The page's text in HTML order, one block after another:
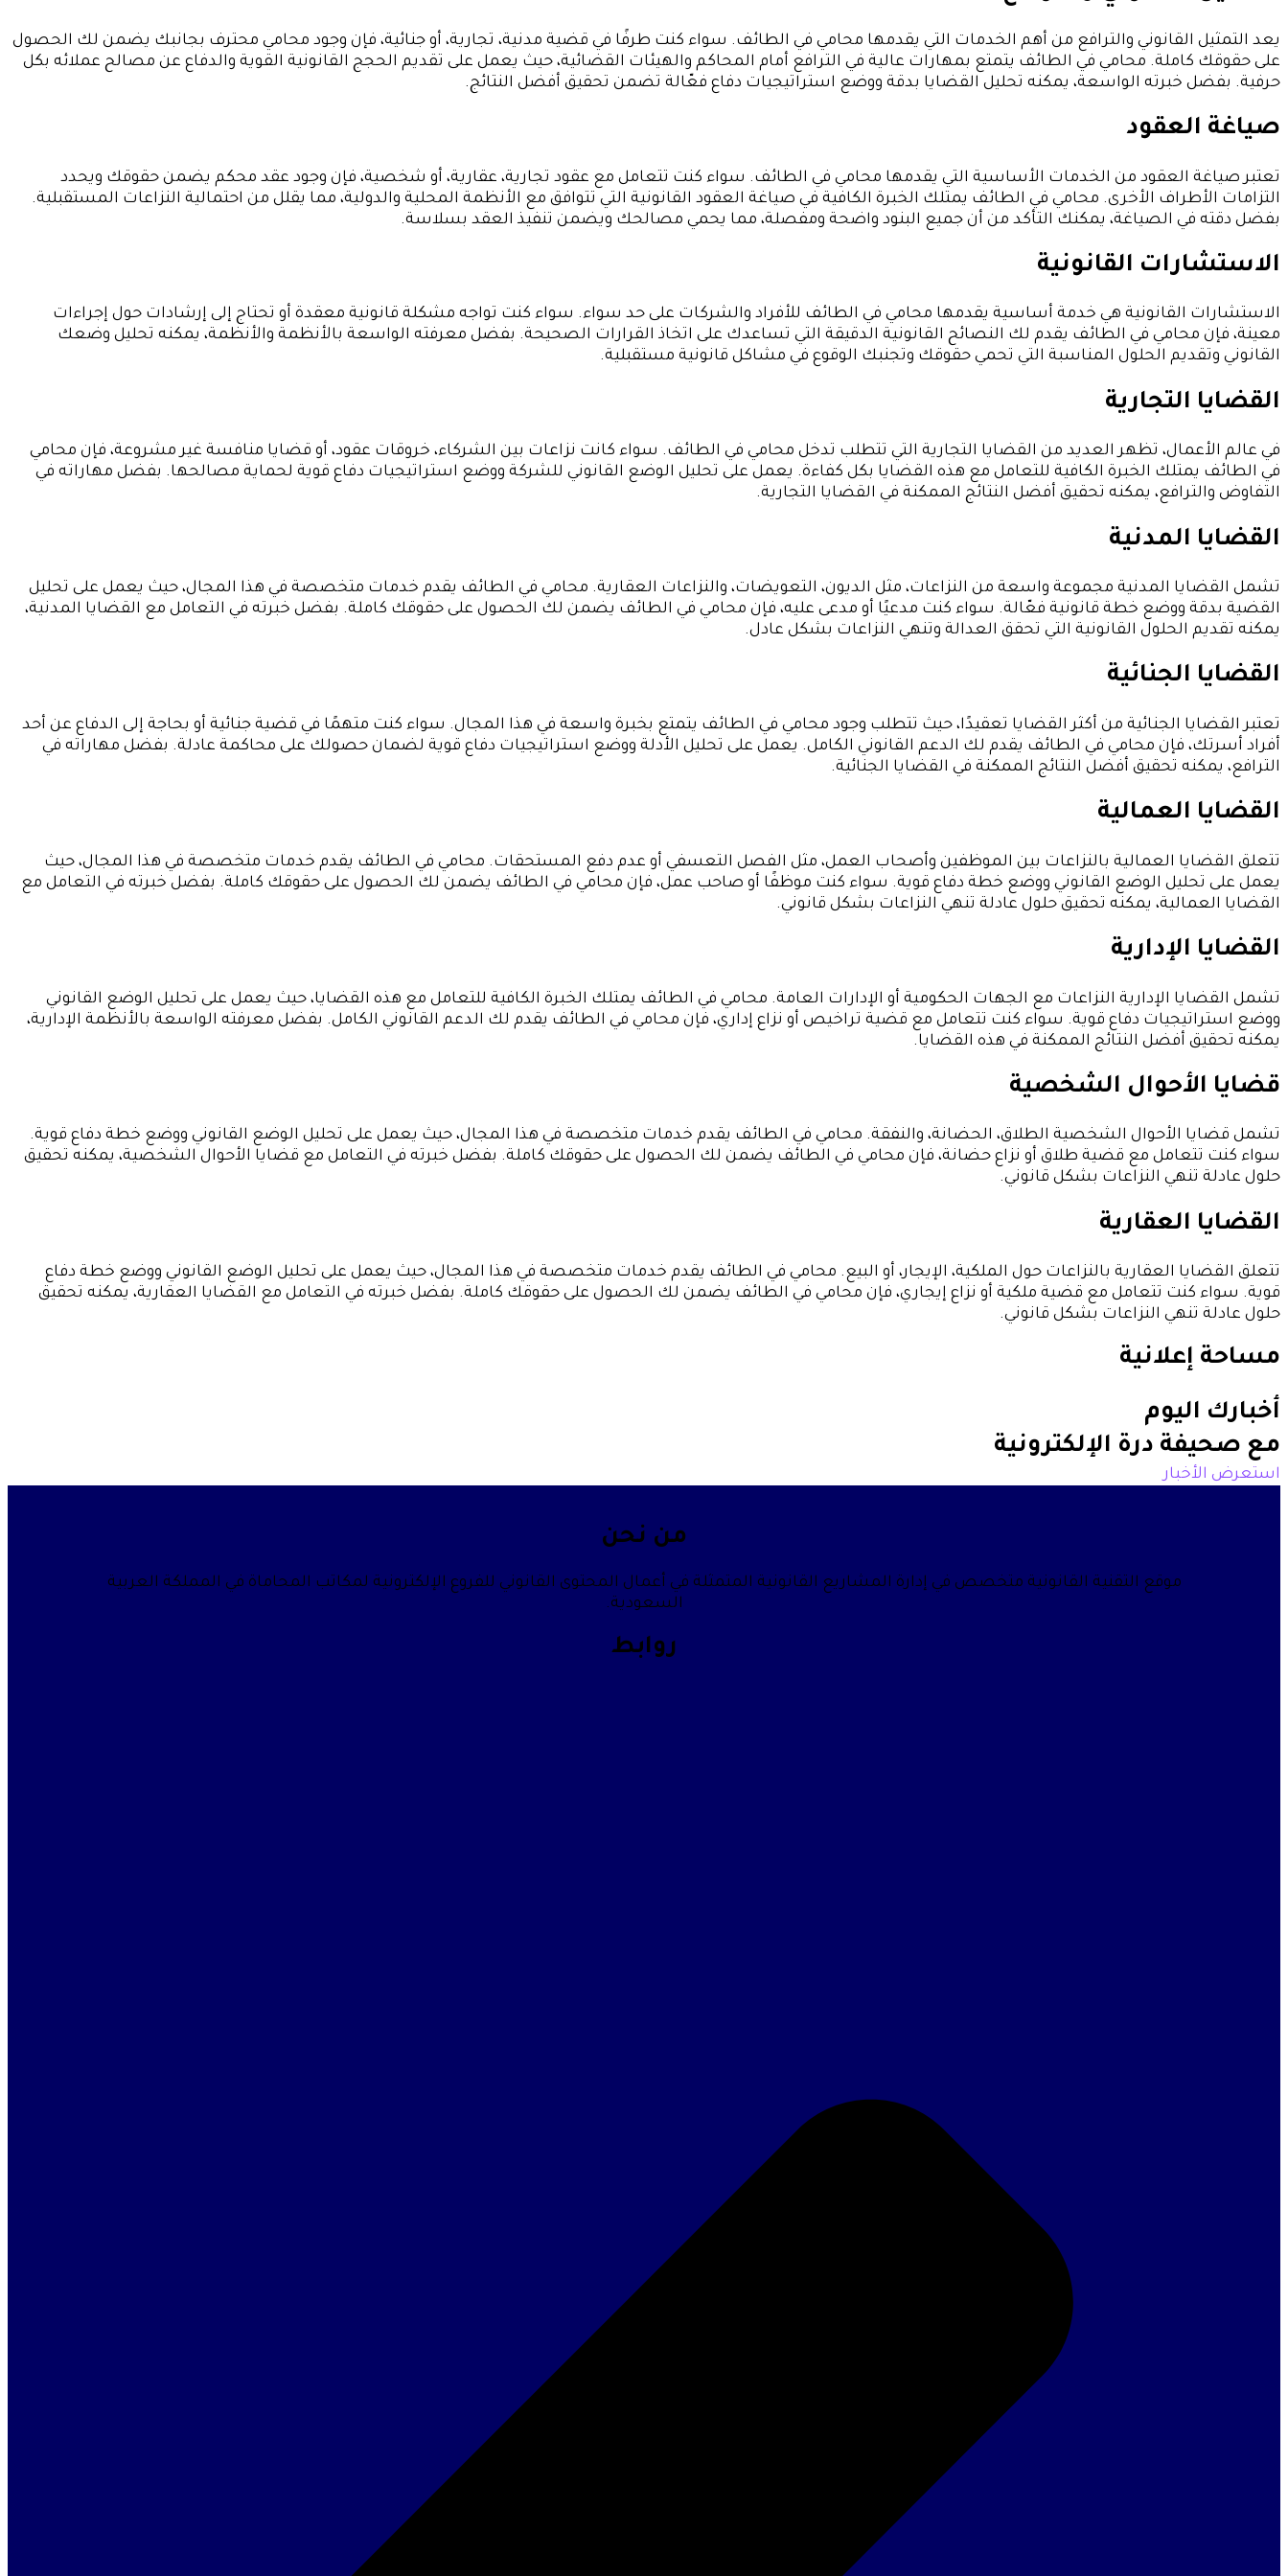
يعد التمثيل القانوني والترافع من أهم الخدمات التي يقدمها محامي في الطائف. سواء كنت طرفًا في قضية مدنية، تجارية، أو جنائية، فإن وجود محامي محترف بجانبك يضمن لك الحصول
على حقوقك كاملة. محامي في الطائف يتمتع بمهارات عالية في الترافع أمام المحاكم والهيئات القضائية، حيث يعمل على تقديم الحجج القانونية القوية والدفاع عن مصالح عملائه بكل
حرفية. بفضل خبرته الواسعة، يمكنه تحليل القضايا بدقة ووضع استراتيجيات دفاع فعّالة تضمن تحقيق أفضل النتائج.
صياغة العقود
تعتبر صياغة العقود من الخدمات الأساسية التي يقدمها محامي في الطائف. سواء كنت تتعامل مع عقود تجارية، عقارية، أو شخصية، فإن وجود عقد محكم يضمن حقوقك ويحدد
التزامات الأطراف الأخرى. محامي في الطائف يمتلك الخبرة الكافية في صياغة العقود القانونية التي تتوافق مع الأنظمة المحلية والدولية، مما يقلل من احتمالية النزاعات المستقبلية.
بفضل دقته في الصياغة، يمكنك التأكد من أن جميع البنود واضحة ومفصلة، مما يحمي مصالحك ويضمن تنفيذ العقد بسلاسة.
الاستشارات القانونية
الاستشارات القانونية هي خدمة أساسية يقدمها محامي في الطائف للأفراد والشركات على حد سواء. سواء كنت تواجه مشكلة قانونية معقدة أو تحتاج إلى إرشادات حول إجراءات
معينة، فإن محامي في الطائف يقدم لك النصائح القانونية الدقيقة التي تساعدك على اتخاذ القرارات الصحيحة. بفضل معرفته الواسعة بالأنظمة والأنظمة، يمكنه تحليل وضعك
القانوني وتقديم الحلول المناسبة التي تحمي حقوقك وتجنبك الوقوع في مشاكل قانونية مستقبلية.
القضايا التجارية
في عالم الأعمال، تظهر العديد من القضايا التجارية التي تتطلب تدخل محامي في الطائف. سواء كانت نزاعات بين الشركاء، خروقات عقود، أو قضايا منافسة غير مشروعة، فإن محامي
في الطائف يمتلك الخبرة الكافية للتعامل مع هذه القضايا بكل كفاءة. يعمل على تحليل الوضع القانوني للشركة ووضع استراتيجيات دفاع قوية لحماية مصالحها. بفضل مهاراته في
التفاوض والترافع، يمكنه تحقيق أفضل النتائج الممكنة في القضايا التجارية.
القضايا المدنية
تشمل القضايا المدنية مجموعة واسعة من النزاعات، مثل الديون، التعويضات، والنزاعات العقارية. محامي في الطائف يقدم خدمات متخصصة في هذا المجال، حيث يعمل على تحليل
القضية بدقة ووضع خطة قانونية فعّالة. سواء كنت مدعيًا أو مدعى عليه، فإن محامي في الطائف يضمن لك الحصول على حقوقك كاملة. بفضل خبرته في التعامل مع القضايا المدنية،
يمكنه تقديم الحلول القانونية التي تحقق العدالة وتنهي النزاعات بشكل عادل.
القضايا الجنائية
تعتبر القضايا الجنائية من أكثر القضايا تعقيدًا، حيث تتطلب وجود محامي في الطائف يتمتع بخبرة واسعة في هذا المجال. سواء كنت متهمًا في قضية جنائية أو بحاجة إلى الدفاع عن أحد
أفراد أسرتك، فإن محامي في الطائف يقدم لك الدعم القانوني الكامل. يعمل على تحليل الأدلة ووضع استراتيجيات دفاع قوية لضمان حصولك على محاكمة عادلة. بفضل مهاراته في
الترافع، يمكنه تحقيق أفضل النتائج الممكنة في القضايا الجنائية.
القضايا العمالية
تتعلق القضايا العمالية بالنزاعات بين الموظفين وأصحاب العمل، مثل الفصل التعسفي أو عدم دفع المستحقات. محامي في الطائف يقدم خدمات متخصصة في هذا المجال، حيث
يعمل على تحليل الوضع القانوني ووضع خطة دفاع قوية. سواء كنت موظفًا أو صاحب عمل، فإن محامي في الطائف يضمن لك الحصول على حقوقك كاملة. بفضل خبرته في التعامل مع
القضايا العمالية، يمكنه تحقيق حلول عادلة تنهي النزاعات بشكل قانوني.
القضايا الإدارية
تشمل القضايا الإدارية النزاعات مع الجهات الحكومية أو الإدارات العامة. محامي في الطائف يمتلك الخبرة الكافية للتعامل مع هذه القضايا، حيث يعمل على تحليل الوضع القانوني
ووضع استراتيجيات دفاع قوية. سواء كنت تتعامل مع قضية تراخيص أو نزاع إداري، فإن محامي في الطائف يقدم لك الدعم القانوني الكامل. بفضل معرفته الواسعة بالأنظمة الإدارية،
يمكنه تحقيق أفضل النتائج الممكنة في هذه القضايا.
قضايا الأحوال الشخصية
تشمل قضايا الأحوال الشخصية الطلاق، الحضانة، والنفقة. محامي في الطائف يقدم خدمات متخصصة في هذا المجال، حيث يعمل على تحليل الوضع القانوني ووضع خطة دفاع قوية.
سواء كنت تتعامل مع قضية طلاق أو نزاع حضانة، فإن محامي في الطائف يضمن لك الحصول على حقوقك كاملة. بفضل خبرته في التعامل مع قضايا الأحوال الشخصية، يمكنه تحقيق
حلول عادلة تنهي النزاعات بشكل قانوني.
القضايا العقارية
تتعلق القضايا العقارية بالنزاعات حول الملكية، الإيجار، أو البيع. محامي في الطائف يقدم خدمات متخصصة في هذا المجال، حيث يعمل على تحليل الوضع القانوني ووضع خطة دفاع
قوية. سواء كنت تتعامل مع قضية ملكية أو نزاع إيجاري، فإن محامي في الطائف يضمن لك الحصول على حقوقك كاملة. بفضل خبرته في التعامل مع القضايا العقارية، يمكنه تحقيق
حلول عادلة تنهي النزاعات بشكل قانوني.
مساحة إعلانية
أخبارك اليوم
مع صحيفة درة الإلكترونية
استعرض الأخبار
من نحن
موقع التقنية القانونية متخصص في إدارة المشاريع القانونية المتمثلة في أعمال المحتوى القانوني للفروع الإلكترونية لمكاتب المحاماة في المملكة العربية
السعودية.
روابط